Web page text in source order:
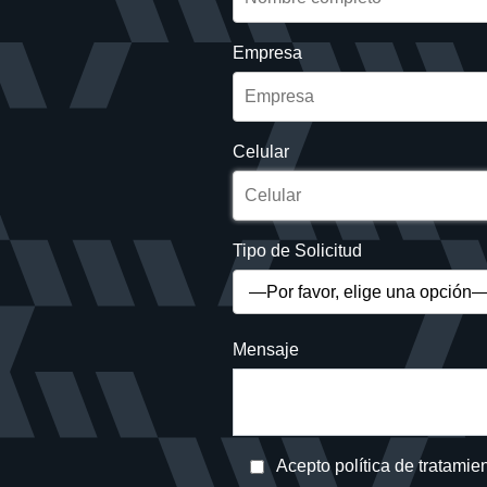
Empresa
Celular
Tipo de Solicitud
Mensaje
Acepto política de